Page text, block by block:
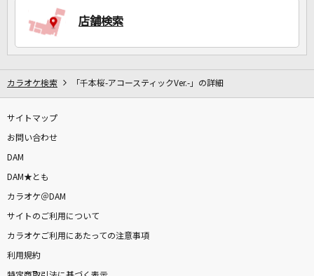
店舗検索
カラオケ検索 「千本桜-アコースティックVer.-」の詳細
サイトマップ
お問い合わせ
DAM
DAM★とも
カラオケ＠DAM
サイトのご利用について
カラオケご利用にあたっての注意事項
利用規約